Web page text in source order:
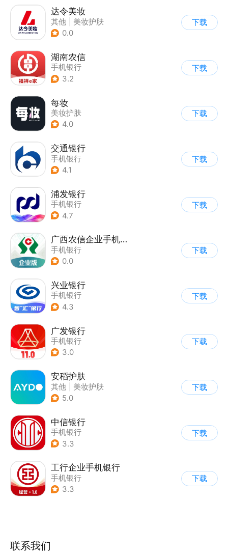
达令美妆
其他
美妆护肤
0.0
下载
湖南农信
手机银行
3.2
下载
每妆
美妆护肤
4.0
下载
交通银行
手机银行
4.1
下载
浦发银行
手机银行
4.7
下载
广西农信企业手机银行
手机银行
0.0
下载
兴业银行
手机银行
4.3
下载
广发银行
手机银行
3.0
下载
安稻护肤
其他
美妆护肤
5.0
下载
中信银行
手机银行
3.3
下载
工行企业手机银行
手机银行
3.3
下载
联系我们